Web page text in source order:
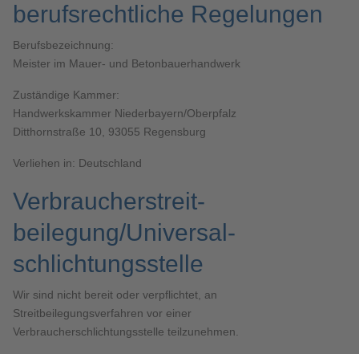
berufsrechtliche Regelungen
Berufsbezeichnung:
Meister im Mauer- und Betonbauerhandwerk
Zuständige Kammer:
Handwerkskammer Niederbayern/Oberpfalz
Ditthornstraße 10, 93055 Regensburg
Verliehen in: Deutschland
Verbraucher­streit­
beilegung/Universal­
schlichtungs­stelle
Wir sind nicht bereit oder verpflichtet, an
Streitbeilegungsverfahren vor einer
Verbraucherschlichtungsstelle teilzunehmen.